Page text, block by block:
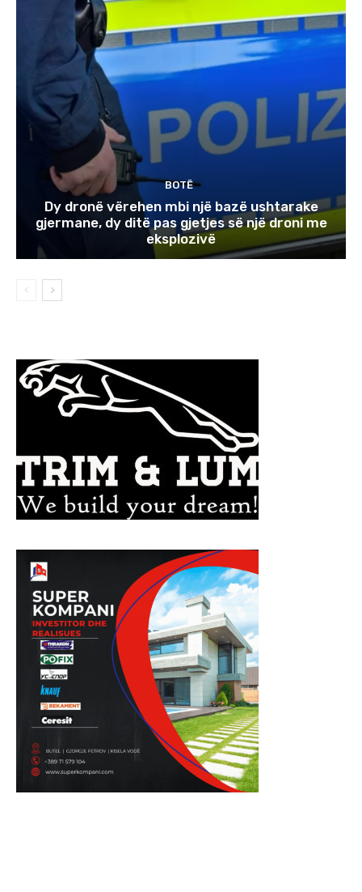
BOTË
Dy dronë vërehen mbi një bazë ushtarake
gjermane, dy ditë pas gjetjes së një droni me
eksplozivë